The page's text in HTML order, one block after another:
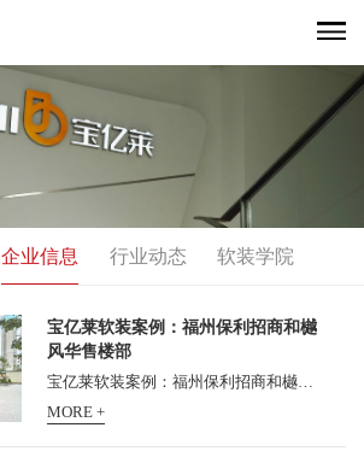
企业信息 行业动态 软装学院
宝亿莱软装案例：福州保利招商和樾
风华售楼部
MORE +